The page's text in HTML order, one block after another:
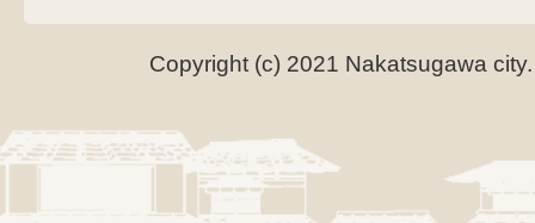
Copyright (c) 2021 Nakatsugawa